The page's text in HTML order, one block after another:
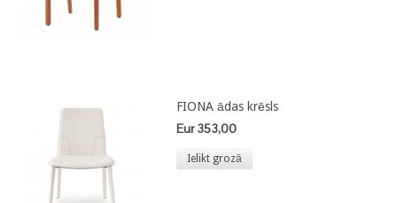
FIONA ādas krēsls
Eur 353,00
Ielikt grozā